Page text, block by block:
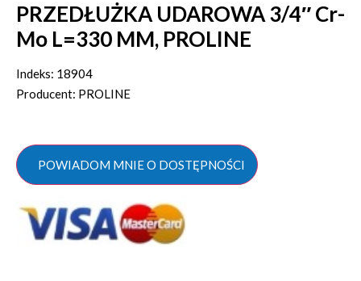
PRZEDŁUŻKA UDAROWA 3/4″ Cr-
Mo L=330 MM, PROLINE
Indeks: 18904
Producent: PROLINE
POWIADOM MNIE O DOSTĘPNOŚCI